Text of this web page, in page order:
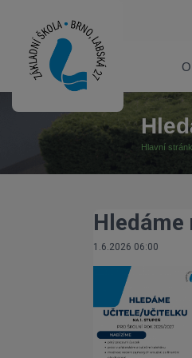
Hlavní
Hledáme
1.6.2026 06:00